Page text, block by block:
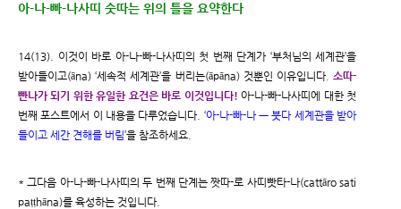
아-나-빠-나사띠 숫따는 위의 틀을 요약한다
14(13). 이것이 바로 아-나-빠-나사띠의 첫 번째 단계가 ‘부처님의 세계관’을
받아들이고(āna) ‘세속적 세계관’을 버리는(āpāna) 것뿐인 이유입니다. 소따-
빤나가 되기 위한 유일한 요건은 바로 이것입니다! 아-나-빠-나사띠에 대한 첫
번째 포스트에서 이 내용을 다루었습니다. ‘아-나-빠-나 ㅡ 붓다 세계관을 받아
들이고 세간 견해를 버림’을 참조하세요.
* 그다음 아-나-빠-나사띠의 두 번째 단계는 짯따-로 사띠빳타-나(cattāro sati
paṭṭhāna)를 육성하는 것입니다.